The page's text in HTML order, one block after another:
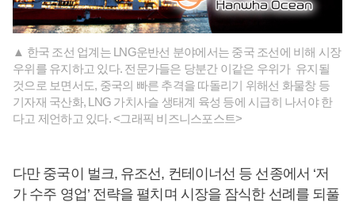
▲ 한국 조선 업계는 LNG운반선 분야에서는 중국 조선에 비해 시장
우위를 유지하고 있다. 전문가들은 당분간 이같은 우위가 유지될
것으로 보면서도, 중국의 빠른 추격을 따돌리기 위해선 화물창 등
기자재 국산화, LNG 가치사슬 생태계 육성 등에 시급히 나서야 한
다고 제언하고 있다. <그래픽 비즈니스포스트>
다만 중국이 벌크, 유조선, 컨테이너선 등 선종에서 ‘저
가 수주 영업’ 전략을 펼치며 시장을 잠식한 선례를 되풀